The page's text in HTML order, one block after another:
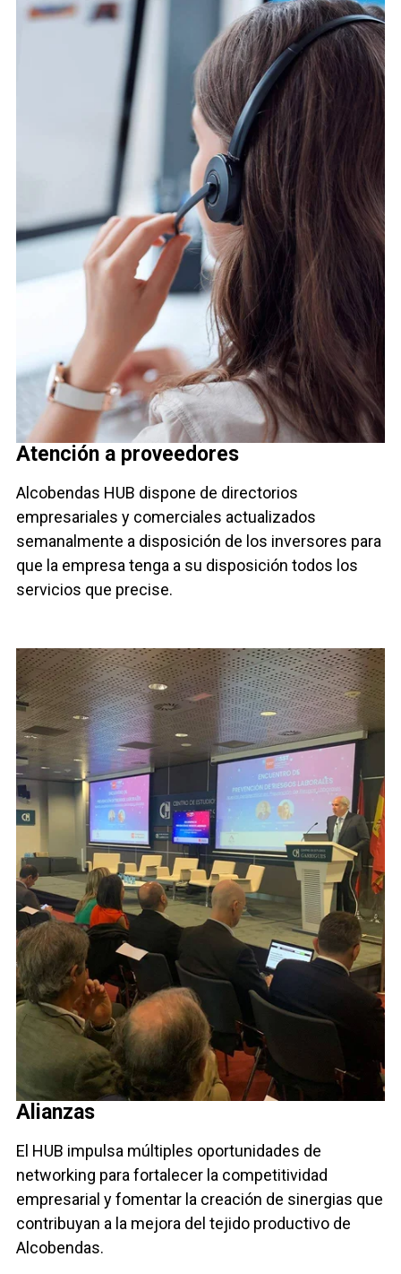
Atención a proveedores
Alcobendas HUB dispone de directorios
empresariales y comerciales actualizados
semanalmente a disposición de los inversores para
que la empresa tenga a su disposición todos los
servicios que precise.
Alianzas
El HUB impulsa múltiples oportunidades de
networking para fortalecer la competitividad
empresarial y fomentar la creación de sinergias que
contribuyan a la mejora del tejido productivo de
Alcobendas.